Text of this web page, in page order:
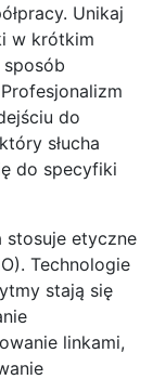
Unikaj
w krótkim
do
słucha
do specyfiki
stosuje etyczne
Technologie
stają się
linkami,